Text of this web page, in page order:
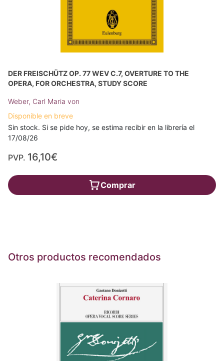
DER FREISCHÜTZ OP. 77 WEV C.7, OVERTURE TO THE
OPERA, FOR ORCHESTRA, STUDY SCORE
Weber, Carl Maria von
Disponible en breve
Sin stock. Si se pide hoy, se estima recibir en la librería el
17/08/26
PVP. 16,10€
Comprar
Otros productos recomendados